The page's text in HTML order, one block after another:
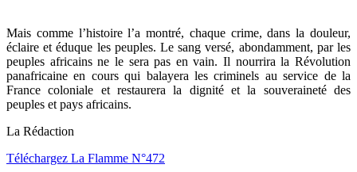
Mais comme l’histoire l’a montré, chaque crime, dans la douleur,
éclaire et éduque les peuples. Le sang versé, abondamment, par les
peuples africains ne le sera pas en vain. Il nourrira la Révolution
panafricaine en cours qui balayera les criminels au service de la
France coloniale et restaurera la dignité et la souveraineté des
peuples et pays africains.
La Rédaction
Téléchargez La Flamme N°472